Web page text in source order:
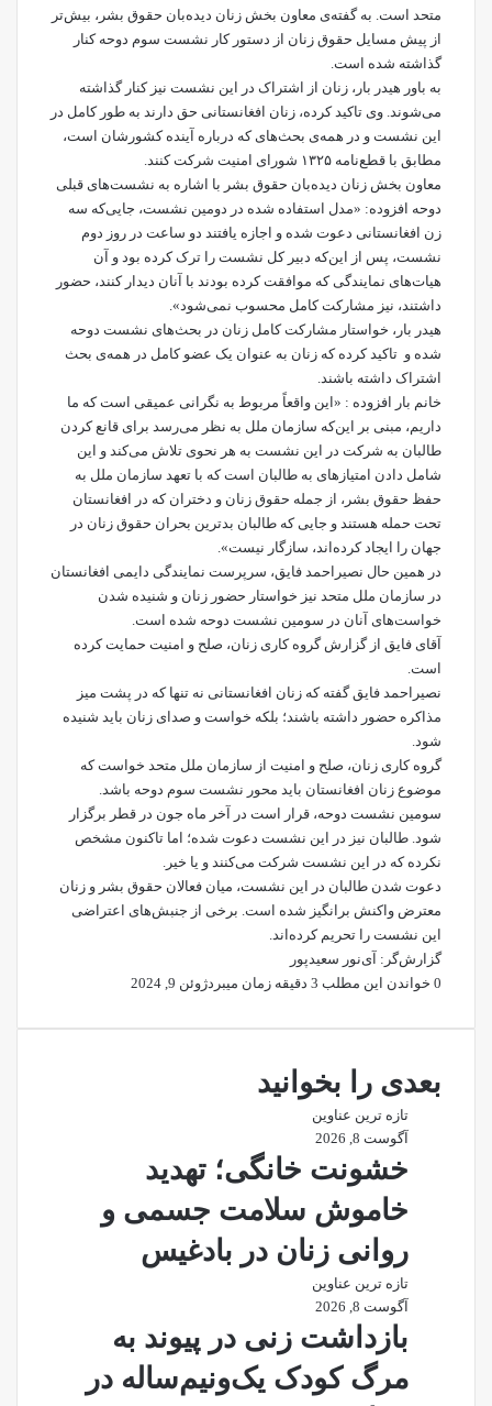
متحد است. به گفته‌ی معاون بخش زنان دیده‌بان حقوق بشر، بیش‌تر
از پیش مسایل حقوق زنان از دستور کار نشست سوم دوحه کنار
گذاشته شده است.
به باور هیدر بار، زنان از اشتراک در این نشست نیز کنار گذاشته
می‌شوند. وی تاکید کرده، زنان افغانستانی حق دارند به طور کامل در
این نشست و در همه‌ی بحث‌های که درباره آینده کشورشان است،
مطابق با قطع‌نامه ۱۳۲۵ شورای امنیت شرکت کنند.
معاون بخش زنان دیده‌بان حقوق بشر با اشاره به نشست‌های قبلی
دوحه افزوده: «مدل استفاده شده در دومین نشست، جایی‌که سه
زن افغانستانی دعوت شده و اجازه یافتند دو ساعت در روز دوم
نشست، پس از این‌که دبیر کل نشست را ترک کرده بود و آن
هیات‌های نمایندگی که موافقت کرده بودند با آنان دیدار کنند، حضور
داشتند، نیز مشارکت کامل محسوب نمی‌شود».
هیدر بار، خواستار مشارکت کامل زنان در بحث‌های نشست دوحه
شده و تاکید کرده که زنان به عنوان یک عضو کامل در همه‌ی بحث
اشتراک داشته باشند.
خانم بار افزوده : «این واقعاً مربوط به نگرانی عمیقی است که ما
داریم، مبنی بر این‌که سازمان ملل به نظر می‌رسد برای قانع کردن
طالبان به شرکت در این نشست به هر نحوی تلاش می‌کند و این
شامل دادن امتیازهای به طالبان است که با تعهد سازمان ملل به
حفظ حقوق بشر، از جمله حقوق زنان و دختران که در افغانستان
تحت حمله هستند و جایی که طالبان بدترین بحران حقوق زنان در
جهان را ایجاد کرده‌اند، سازگار نیست».
در همین حال نصیراحمد فایق، سرپرست نمایندگی دایمی افغانستان
در سازمان ملل متحد نیز خواستار حضور زنان و شنیده شدن
خواست‌های آنان در سومین نشست دوحه شده است.
آقای فایق از گزارش گروه کاری زنان، صلح و امنیت حمایت کرده
است.
نصیراحمد فایق گفته که زنان افغانستانی نه تنها که در پشت میز
مذاکره حضور داشته باشند؛ بلکه خواست و صدای زنان باید شنیده
شود.
گروه کاری زنان، صلح و امنیت از سازمان ملل متحد خواست که
موضوع زنان افغانستان باید محور نشست سوم دوحه باشد.
سومین نشست دوحه، قرار است در آخر ماه جون در قطر برگزار
شود. طالبان نیز در این نشست دعوت شده؛ اما تاکنون مشخص
نکرده که در این نشست شرکت می‌کنند و یا خیر.
دعوت شدن طالبان در این نشست، میان فعالان حقوق بشر و زنان
معترض واکنش برانگیز شده است. برخی از جنبش‌های اعتراضی
این نشست را تحریم کرده‌اند.
گزارش‌گر: آی‌نور سعیدپور
ژوئن 9, 2024
0 خواندن این مطلب 3 دقیقه زمان میبرد
بعدی را بخوانید
تازه ترین عناوین
آگوست 8, 2026
خشونت خانگی؛ تهدید
خاموش سلامت جسمی و
روانی زنان در بادغیس
تازه ترین عناوین
آگوست 8, 2026
بازداشت زنی در پیوند به
مرگ کودک یک‌ونیم‌ساله در